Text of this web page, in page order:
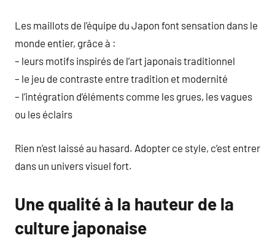
Les maillots de l’équipe du Japon font sensation dans le
monde entier, grâce à :
– leurs motifs inspirés de l’art japonais traditionnel
– le jeu de contraste entre tradition et modernité
– l’intégration d’éléments comme les grues, les vagues
ou les éclairs
Rien n’est laissé au hasard. Adopter ce style, c’est entrer
dans un univers visuel fort.
Une qualité à la hauteur de la
culture japonaise